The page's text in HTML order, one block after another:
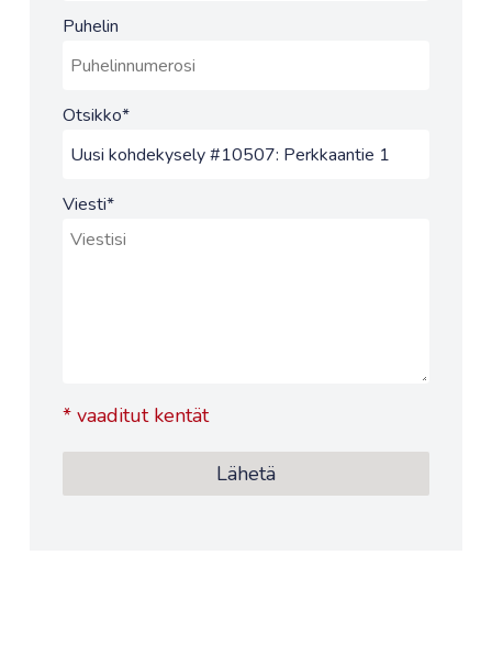
Puhelin
Otsikko*
Viesti*
*vaaditut kentät